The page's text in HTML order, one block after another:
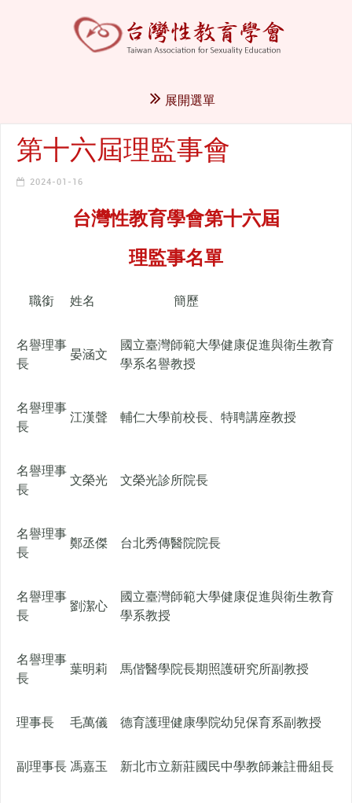
展開選單
第十六屆理監事會
2024-01-16
台灣性教育學會第十六屆
理監事名單
職銜 姓名 簡歷
名譽理事
長
晏涵文
國立臺灣師範大學健康促進與衛生教育
學系名譽教授
名譽理事
長
江漢聲 輔仁大學前校長、特聘講座教授
名譽理事
長
文榮光 文榮光診所院長
名譽理事
長
鄭丞傑 台北秀傳醫院院長
名譽理事
長
劉潔心
國立臺灣師範大學健康促進與衛生教育
學系教授
名譽理事
長
葉明莉 馬偕醫學院長期照護研究所副教授
理事長 毛萬儀 德育護理健康學院幼兒保育系副教授
副理事長 馮嘉玉 新北市立新莊國民中學教師兼註冊組長